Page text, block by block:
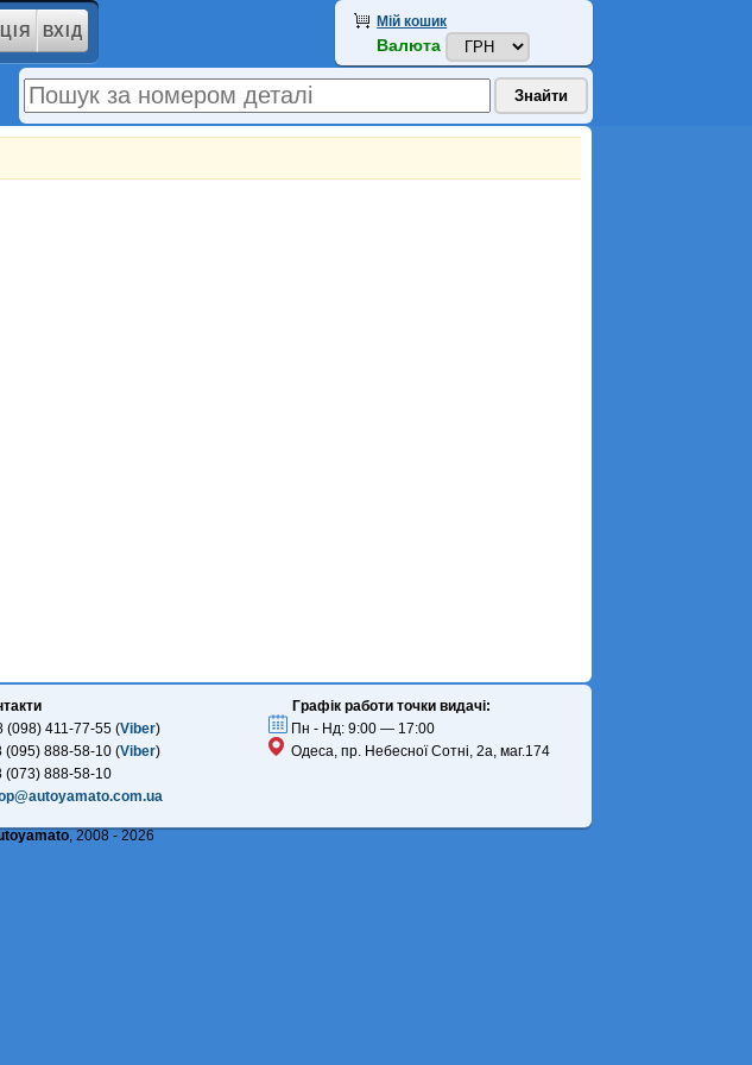
ВХІД
Мій кошик
Валюта
(098) 411-77-55 (Viber)
(095) 888-58-10 (Viber)
(073) 888-58-10
Графік работи точки видачі:
Пн - Нд: 9:00 — 17:00
Одеса, пр. Небесної Сотні, 2а, маг.174
, 2008 - 2026